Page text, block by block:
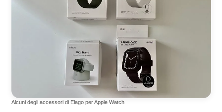
Alcuni degli accessori di Elago per Apple Watch